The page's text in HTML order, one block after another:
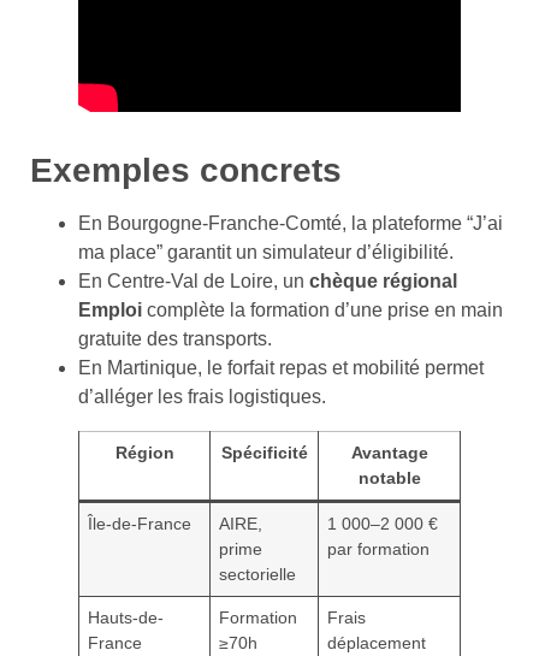
Exemples concrets
En Bourgogne-Franche-Comté, la plateforme “J’ai
ma place” garantit un simulateur d’éligibilité.
En Centre-Val de Loire, un chèque régional
Emploi complète la formation d’une prise en main
gratuite des transports.
En Martinique, le forfait repas et mobilité permet
d’alléger les frais logistiques.
Région Spécificité
Avantage
notable
Île-de-France
AIRE,
prime
sectorielle
1 000–2 000 €
par formation
Hauts-de-
France
Formation
≥70h
Frais
déplacement